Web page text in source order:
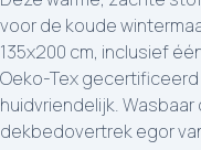
voor de koude
135x200 cm, inclusief
Oeko-Tex gecertificeerd
huidvriendelijk.
dekbedovertrek egor